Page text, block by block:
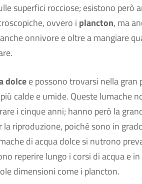
superfici rocciose; esistono però
ovvero i plancton, ma
onnivore e oltre a mangiare
dolcee possono trovarsi nella gran
calde e umide. Queste lumache
i cinque anni; hanno però la
riproduzione, poiché sono in
di acqua dolce si nutrono
reperire lungo i corsi di acqua e
dimensioni come i plancton.